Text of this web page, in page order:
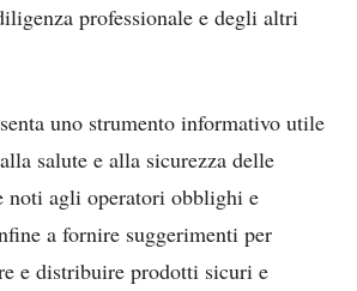
professionale e degli altri
uno strumento informativo utile
salute e alla sicurezza delle
noti agli operatori obblighi e
a fornire suggerimenti per
e distribuire prodotti sicuri e